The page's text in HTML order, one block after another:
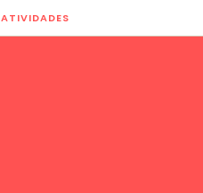
ATIVIDADES